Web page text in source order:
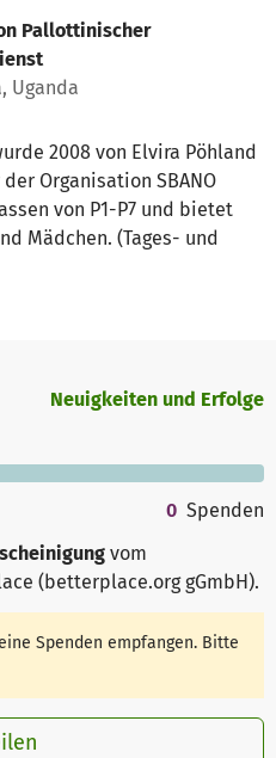
Pallottinischer
Uganda
2008 von Elvira Pöhland
Organisation SBANO
von P1-P7 und bietet
Mädchen. (Tages- und
Neuigkeiten und Erfolge
0 Spenden
vom
(betterplace.org gGmbH).
Spenden empfangen. Bitte